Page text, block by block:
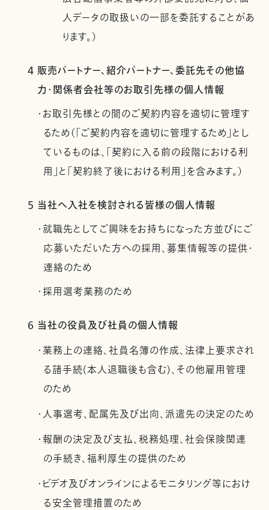
人データの取扱いの一部を委託することがあ
ります。）
4 販売パートナー、紹介パートナー、委託先その他協
力・関係者会社等のお取引先様の個人情報
・お取引先様との間のご契約内容を適切に管理す
るため（「ご契約内容を適切に管理するため」とし
ているものは、「契約に入る前の段階における利
用」と「契約終了後における利用」を含みます。）
5 当社へ入社を検討される皆様の個人情報
・就職先としてご興味をお持ちになった方並びにご
応募いただいた方への採用、募集情報等の提供・
連絡のため
・採用選考業務のため
6 当社の役員及び社員の個人情報
・業務上の連絡、社員名簿の作成、法律上要求され
る諸手続(本人退職後も含む)、その他雇用管理
のため
・人事選考、配属先及び出向、派遣先の決定のため
・報酬の決定及び支払、税務処理、社会保険関連
の手続き、福利厚生の提供のため
・ビデオ及びオンラインによるモニタリング等におけ
る安全管理措置のため